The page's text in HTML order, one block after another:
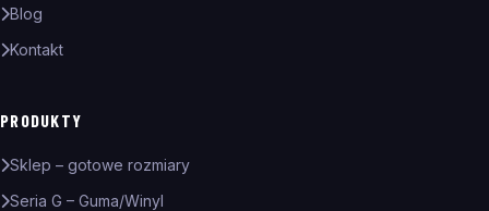
Blog
Kontakt
PRODUKTY
Sklep – gotowe rozmiary
Seria G – Guma/Winyl